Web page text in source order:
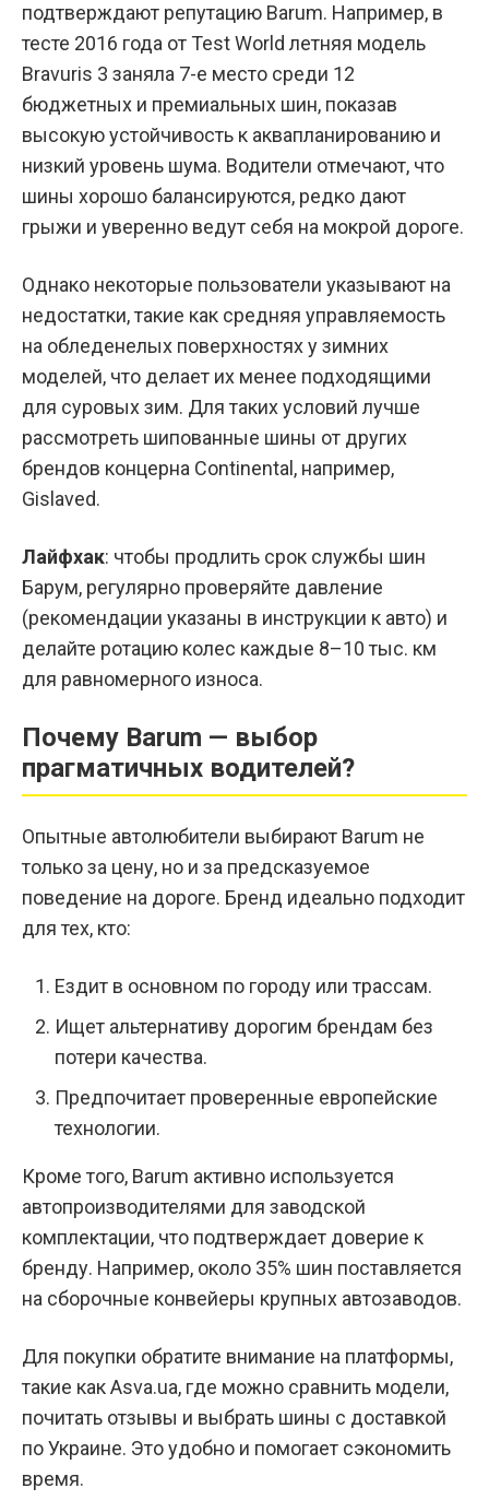
подтверждают репутацию Barum. Например, в
тесте 2016 года от Test World летняя модель
Bravuris 3 заняла 7-е место среди 12
бюджетных и премиальных шин, показав
высокую устойчивость к аквапланированию и
низкий уровень шума. Водители отмечают, что
шины хорошо балансируются, редко дают
грыжи и уверенно ведут себя на мокрой дороге.
Однако некоторые пользователи указывают на
недостатки, такие как средняя управляемость
на обледенелых поверхностях у зимних
моделей, что делает их менее подходящими
для суровых зим. Для таких условий лучше
рассмотреть шипованные шины от других
брендов концерна Continental, например,
Gislaved.
Лайфхак: чтобы продлить срок службы шин
Барум, регулярно проверяйте давление
(рекомендации указаны в инструкции к авто) и
делайте ротацию колес каждые 8–10 тыс. км
для равномерного износа.
Почему Barum — выбор
прагматичных водителей?
Опытные автолюбители выбирают Barum не
только за цену, но и за предсказуемое
поведение на дороге. Бренд идеально подходит
для тех, кто:
Ездит в основном по городу или трассам.
Ищет альтернативу дорогим брендам без
потери качества.
Предпочитает проверенные европейские
технологии.
Кроме того, Barum активно используется
автопроизводителями для заводской
комплектации, что подтверждает доверие к
бренду. Например, около 35% шин поставляется
на сборочные конвейеры крупных автозаводов.
Для покупки обратите внимание на платформы,
такие как Asva.ua, где можно сравнить модели,
почитать отзывы и выбрать шины с доставкой
по Украине. Это удобно и помогает сэкономить
время.